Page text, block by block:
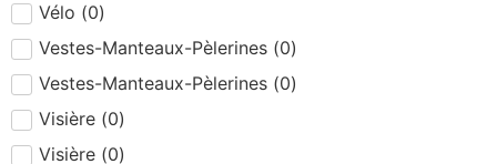
Vélo (0)
Vestes-Manteaux-Pèlerines (0)
Vestes-Manteaux-Pèlerines (0)
Visière (0)
Visière (0)